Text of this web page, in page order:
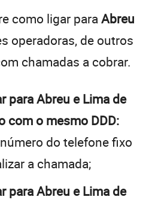
como ligar para Abreu
operadoras, de outros
chamadas a cobrar.
para Abreu e Lima de
com o mesmo DDD:
do telefone fixo
a chamada;
para Abreu e Lima de